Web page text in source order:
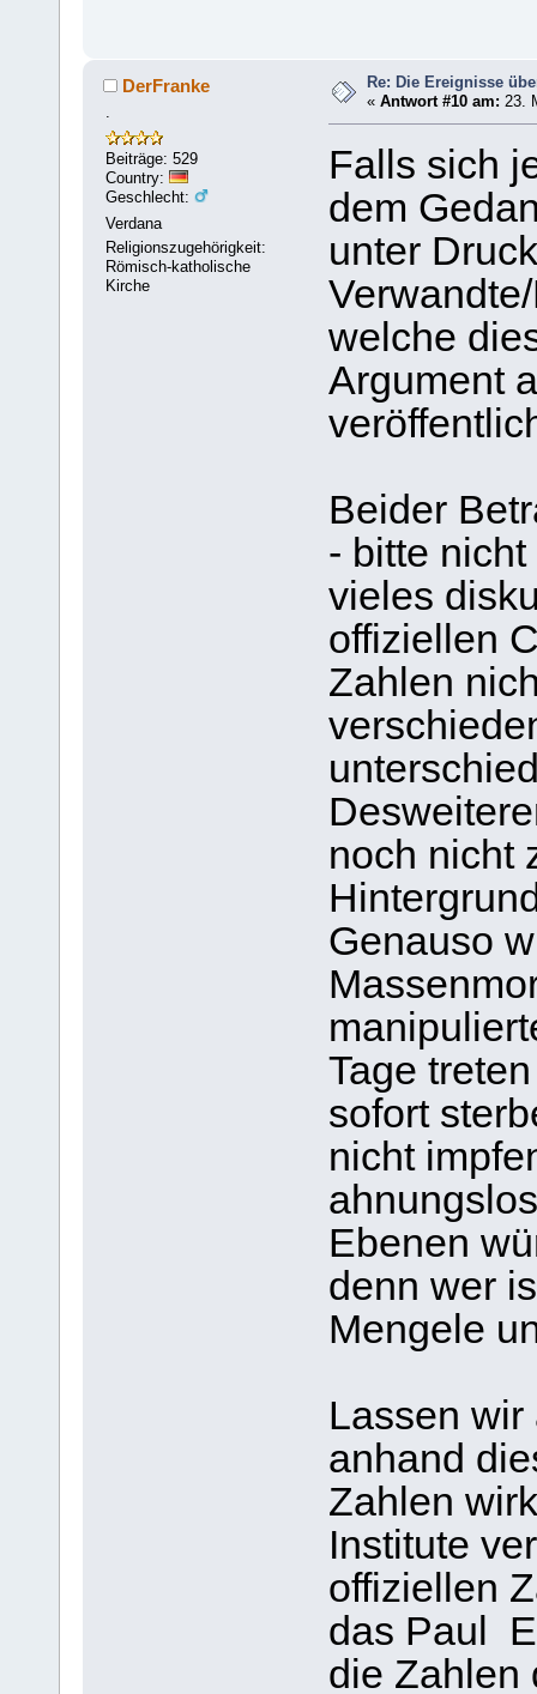
DerFranke
.
Beiträge: 529
Country:
Geschlecht:
Verdana
Religionszugehörigkeit:
Römisch-katholische
Kirche
Re: Die Ereignisse
«Antwort #10 am: 23.
Falls sich
dem
unter
welche
Argument
Beider
- bitte
vieles
offiziellen
Zahlen
noch nicht
Genauso
Tage
sofort
nicht
Ebenen
denn wer
Mengele
Lassen wir
anhand
Zahlen
Institute
offiziellen
das Paul
die Zahlen